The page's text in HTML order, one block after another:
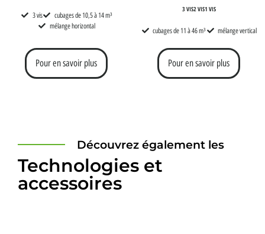
3 vis
cubages de 10,5 à 14 m³
mélange horizontal
Pour en savoir plus
3 VIS2 VIS1 VIS
cubages de 11 à 46 m³ mélange vertical
Pour en savoir plus
Découvrez également les
Technologies et
accessoires